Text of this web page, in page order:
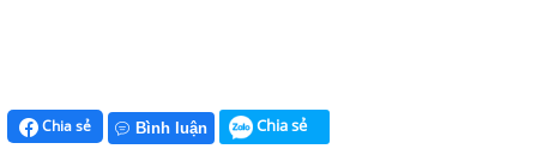
Chia sẻ Bình luận Chia sẻ